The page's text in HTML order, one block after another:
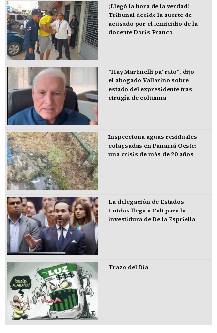
¡Llegó la hora de la verdad!
Tribunal decide la suerte de
acusado por el femicidio de la
docente Doris Franco
"Hay Martinelli pa' rato", dijo
el abogado Vallarino sobre
estado del expresidente tras
cirugía de columna
Inspecciona aguas residuales
colapsadas en Panamá Oeste:
una crisis de más de 20 años
La delegación de Estados
Unidos llega a Cali para la
investidura de De la Espriella
Trazo del Día